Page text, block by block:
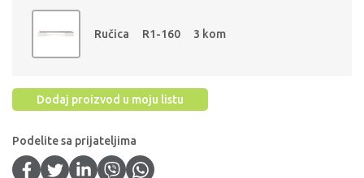
Ručica R1-160 3 kom
Dodaj proizvod u moju listu
Podelite sa prijateljima